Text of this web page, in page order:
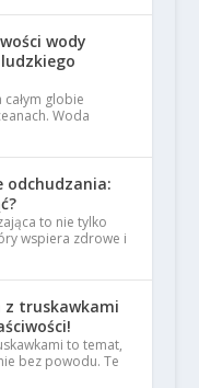
wody
globie
Woda
odchudzania:
to nie tylko
wspiera zdrowe i
z truskawkami
to temat,
bez powodu. Te